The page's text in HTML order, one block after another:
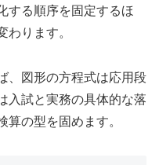
する順序を固定するほ
わります。
、図形の方程式は応用段
入試と実務の具体的な落
算の型を固めます。